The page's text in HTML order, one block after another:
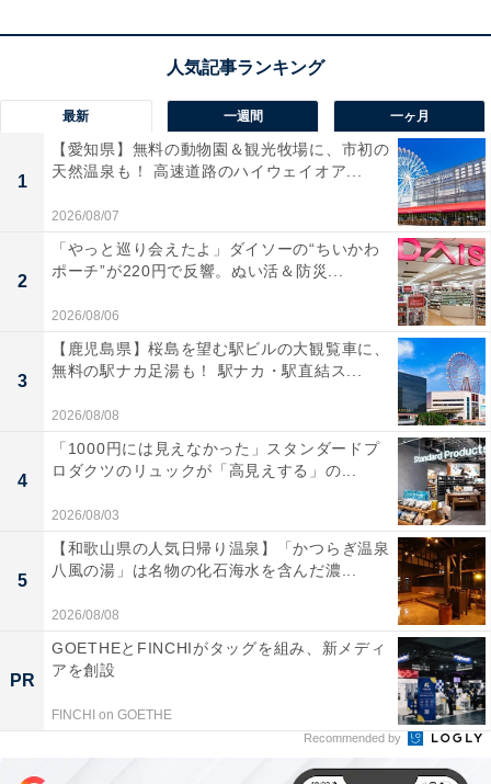
み出す「土」＝イエローや茶系、ベージュといった「金
マットは清潔に保つことが重要。汚れがたまると運気を
下げる原因になるため、定期的な掃除を忘れないように
しましょう。
3つ目のチェックポイントは？
こちらもおすすめ
神に好かれる家の玄関」5つの特徴
最新 一週間 一ヶ月
1
【愛知県】無料の動物園＆観光牧場に、市初の
天然温泉も！ 高速道路のハイウェイオア...
2026/08/07
2
「やっと巡り会えたよ」ダイソーの“ちいかわ
ポーチ”が220円で反響。ぬい活＆防災...
2026/08/06
3
【鹿児島県】桜島を望む駅ビルの大観覧車に、
無料の駅ナカ足湯も！ 駅ナカ・駅直結ス...
2026/08/08
4
「1000円には見えなかった」スタンダードプ
ロダクツのリュックが「高見えする」の...
2026/08/03
5
【和歌山県の人気日帰り温泉】「かつらぎ温泉
八風の湯」は名物の化石海水を含んだ濃...
2026/08/08
PR
GOETHEとFINCHIがタッグを組み、新メディ
アを創設
FINCHI on GOETHE
Recommended by